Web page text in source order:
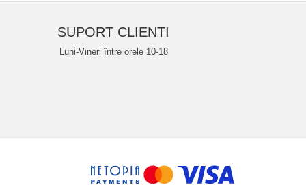
SUPORT CLIENTI
Luni-Vineri între orele 10-18